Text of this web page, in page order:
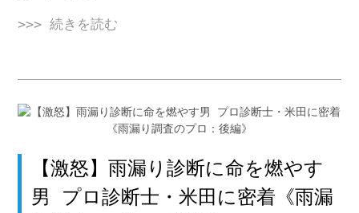
>>> 続きを読む
【激怒】雨漏り診断に命を燃やす
男 プロ診断士・米田に密着《雨漏